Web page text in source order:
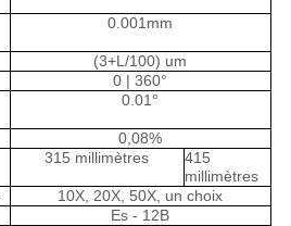
0.001mm
(3+L/100) um
0 | 360°
0.01°
0,08%
315 millimètres
415
millimètres
10X, 20X, 50X, un choix
Es - 12B